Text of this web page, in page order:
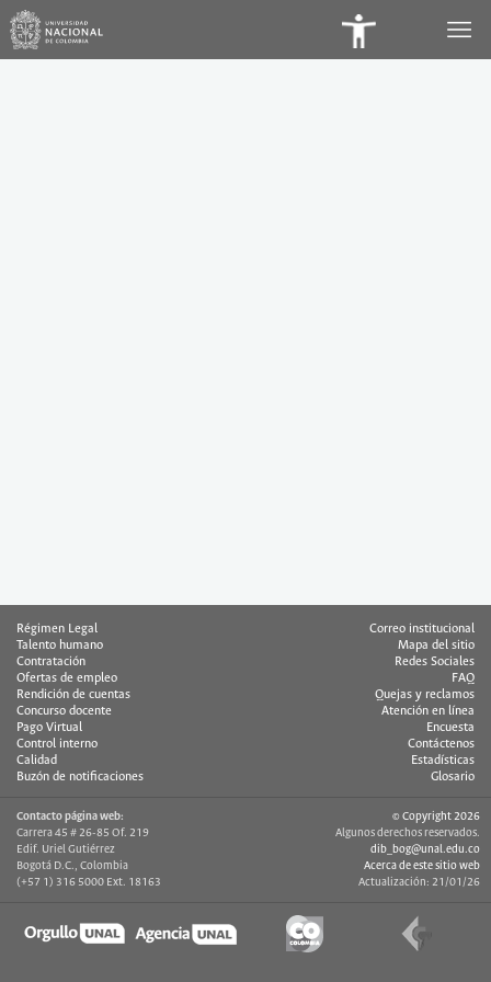
Régimen Legal
Talento humano
Contratación
Ofertas de empleo
Rendición de cuentas
Concurso docente
Pago Virtual
Control interno
Calidad
Buzón de notificaciones
Correo institucional
Mapa del sitio
Redes Sociales
FAQ
Quejas y reclamos
Atención en línea
Encuesta
Contáctenos
Estadísticas
Glosario
Contacto página web:
Carrera 45 # 26-85 Of. 219
Edif. Uriel Gutiérrez
Bogotá D.C., Colombia
(+57 1) 316 5000 Ext. 18163
© Copyright 2026
Algunos derechos reservados.
dib_bog@unal.edu.co
Acerca de este sitio web
Actualización: 21/01/26